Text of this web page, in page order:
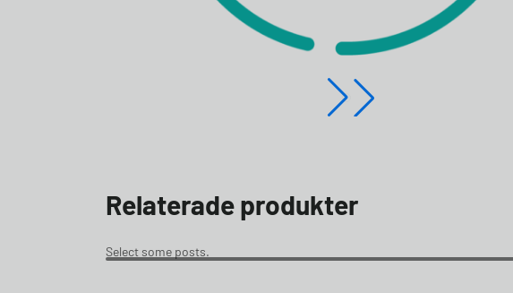
Relaterade produkter
Select some posts.